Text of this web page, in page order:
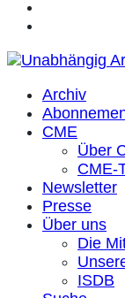
Archiv
CME
Über
CME-
Newsletter
Presse
Über uns
Die
ISDB